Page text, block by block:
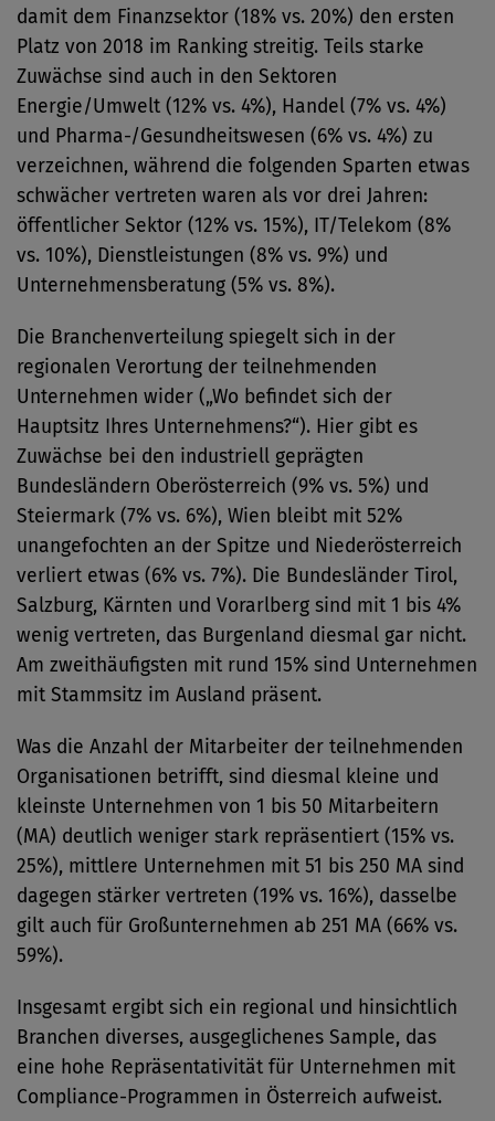
damit dem Finanzsektor (18% vs. 20%) den ersten
Platz von 2018 im Ranking streitig. Teils starke
Zuwächse sind auch in den Sektoren
Energie/Umwelt (12% vs. 4%), Handel (7% vs. 4%)
und Pharma-/Gesundheitswesen (6% vs. 4%) zu
verzeichnen, während die folgenden Sparten etwas
schwächer vertreten waren als vor drei Jahren:
öffentlicher Sektor (12% vs. 15%), IT/Telekom (8%
vs. 10%), Dienstleistungen (8% vs. 9%) und
Unternehmensberatung (5% vs. 8%).
Die Branchenverteilung spiegelt sich in der
regionalen Verortung der teilnehmenden
Unternehmen wider („Wo befindet sich der
Hauptsitz Ihres Unternehmens?“). Hier gibt es
Zuwächse bei den industriell geprägten
Bundesländern Oberösterreich (9% vs. 5%) und
Steiermark (7% vs. 6%), Wien bleibt mit 52%
unangefochten an der Spitze und Niederösterreich
verliert etwas (6% vs. 7%). Die Bundesländer Tirol,
Salzburg, Kärnten und Vorarlberg sind mit 1 bis 4%
wenig vertreten, das Burgenland diesmal gar nicht.
Am zweithäufigsten mit rund 15% sind Unternehmen
mit Stammsitz im Ausland präsent.
Was die Anzahl der Mitarbeiter der teilnehmenden
Organisationen betrifft, sind diesmal kleine und
kleinste Unternehmen von 1 bis 50 Mitarbeitern
(MA) deutlich weniger stark repräsentiert (15% vs.
25%), mittlere Unternehmen mit 51 bis 250 MA sind
dagegen stärker vertreten (19% vs. 16%), dasselbe
gilt auch für Großunternehmen ab 251 MA (66% vs.
59%).
Insgesamt ergibt sich ein regional und hinsichtlich
Branchen diverses, ausgeglichenes Sample, das
eine hohe Repräsentativität für Unternehmen mit
Compliance-Programmen in Österreich aufweist.